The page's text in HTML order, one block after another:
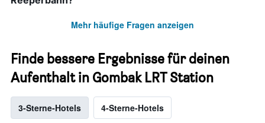
Mehr häufige Fragen anzeigen
Finde bessere Ergebnisse für deinen
Aufenthalt in Gombak LRT Station
3-Sterne-Hotels 4-Sterne-Hotels